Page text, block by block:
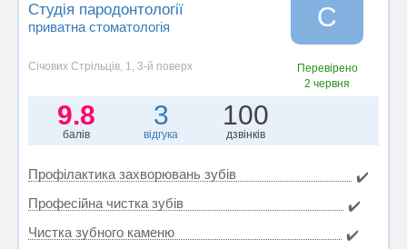
Студія пародонтології
приватна стоматологія С
Січових Стрільців, 1, 3-й поверх
Перевірено
2 червня
9.8
балів
3
відгука
100
дзвінків
Профілактика захворювань зубів
✔️
Професійна чистка зубів
✔️
Чистка зубного каменю
✔️